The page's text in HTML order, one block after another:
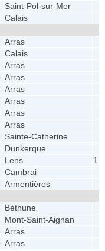
Saint-Pol-sur-Mer
Calais
Arras
Calais
Arras
Arras
Arras
Arras
Arras
Arras
Sainte-Catherine
Dunkerque
Lens
Cambrai
Armentières
Béthune
Mont-Saint-Aignan
Arras
Arras